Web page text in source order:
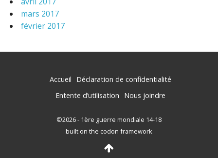
mars 2017
février 2017
Accueil
Déclaration de confidentialité
Entente d’utilisation
Nous joindre
©2026 - 1ère guerre mondiale 14-18
built on the codon framework